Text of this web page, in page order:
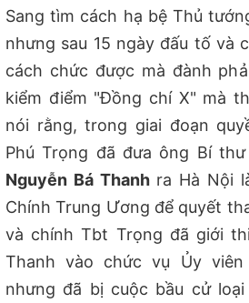
Sang tìm cách hạ bệ Thủ
nhưng sau 15 ngày đấu tố và
cách chức được mà đành
kiểm điểm "Đồng chí X" mà
nói rằng, trong giai đoạn
Phú Trọng đã đưa ông Bí
Nguyễn Bá Thanhra Hà Nội
Chính Trung Ương để quyết
và chính Tbt Trọng đã giới
Thanh vào chức vụ Ủy
nhưng đã bị cuộc bầu cử